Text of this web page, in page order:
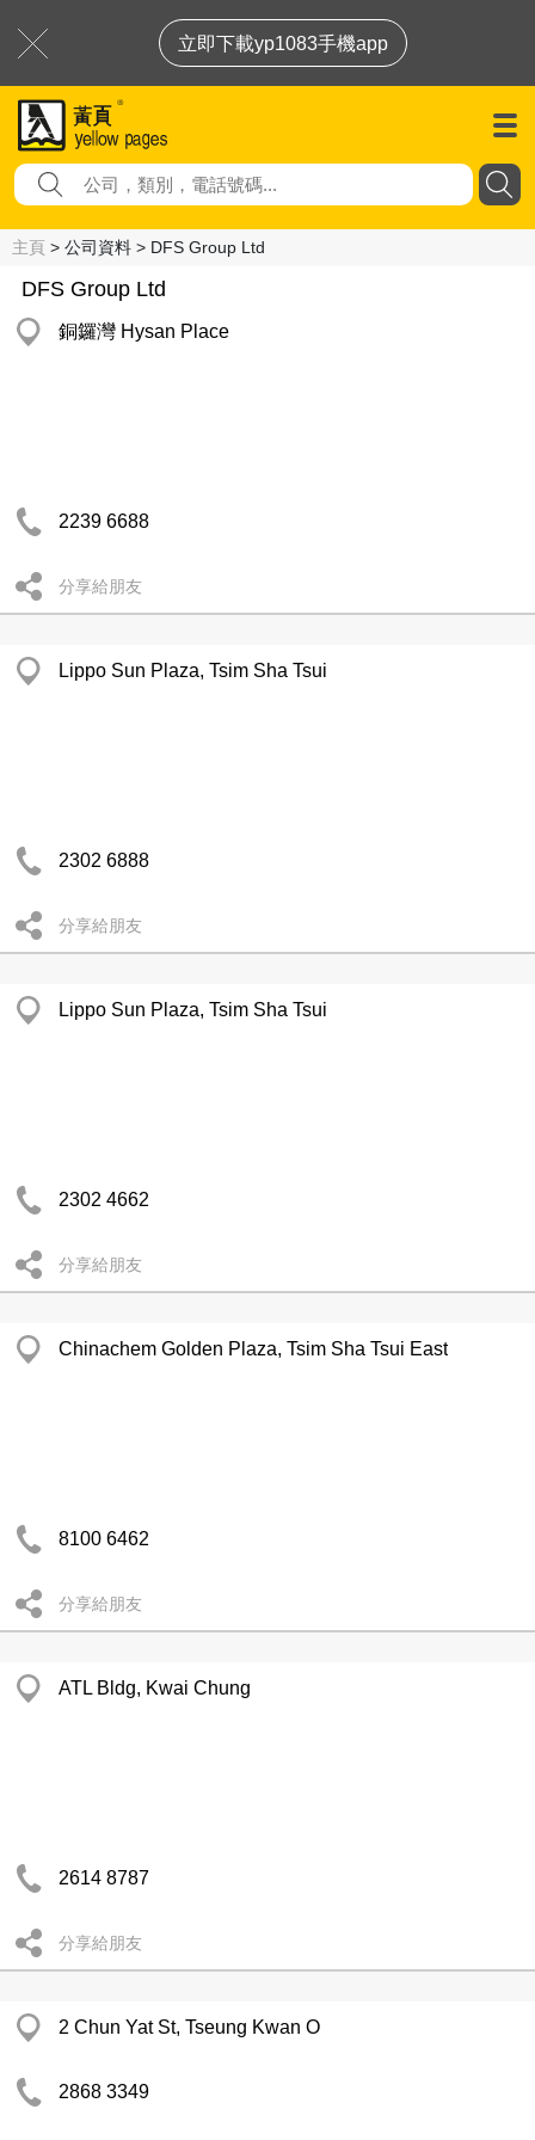
立即下載yp1083手機app
主頁 > 公司資料 > DFS Group Ltd
DFS Group Ltd
銅鑼灣 Hysan Place
2239 6688
分享給朋友
Lippo Sun Plaza, Tsim Sha Tsui
2302 6888
分享給朋友
Lippo Sun Plaza, Tsim Sha Tsui
2302 4662
分享給朋友
Chinachem Golden Plaza, Tsim Sha Tsui East
8100 6462
分享給朋友
ATL Bldg, Kwai Chung
2614 8787
分享給朋友
2 Chun Yat St, Tseung Kwan O
2868 3349